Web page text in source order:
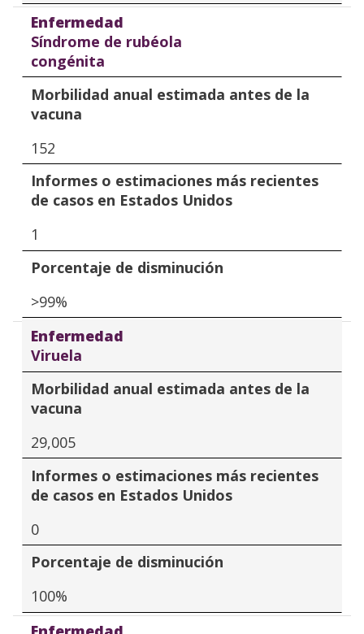
Enfermedad
Síndrome de rubéola
congénita
Morbilidad anual estimada antes de la
vacuna
152
Informes o estimaciones más recientes
de casos en Estados Unidos
1
Porcentaje de disminución
>99%
Enfermedad
Viruela
Morbilidad anual estimada antes de la
vacuna
29,005
Informes o estimaciones más recientes
de casos en Estados Unidos
0
Porcentaje de disminución
100%